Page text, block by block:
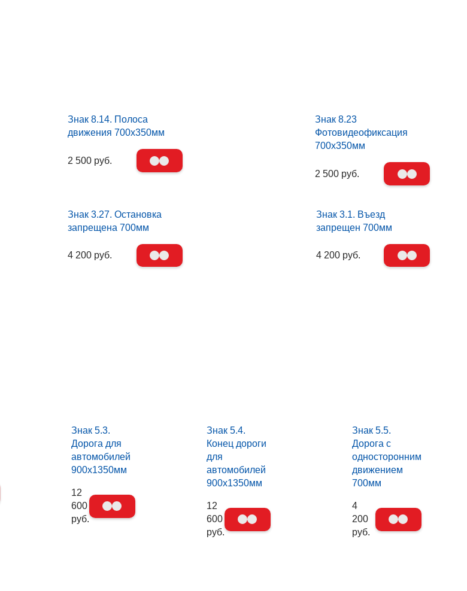
Знак 8.14. Полоса
движения 700х350мм
2 500 руб.
Знак 8.23
Фотовидеофиксация
700х350мм
2 500 руб.
Знак 3.27. Остановка
запрещена 700мм
4 200 руб.
Знак 3.1. Въезд
запрещен 700мм
4 200 руб.
Знак 5.3.
Дорога для
автомобилей
900х1350мм
12
600
руб.
Знак 5.4.
Конец дороги
для
автомобилей
900х1350мм
12
600
руб.
Знак 5.5.
Дорога с
односторонним
движением
700мм
4
200
руб.